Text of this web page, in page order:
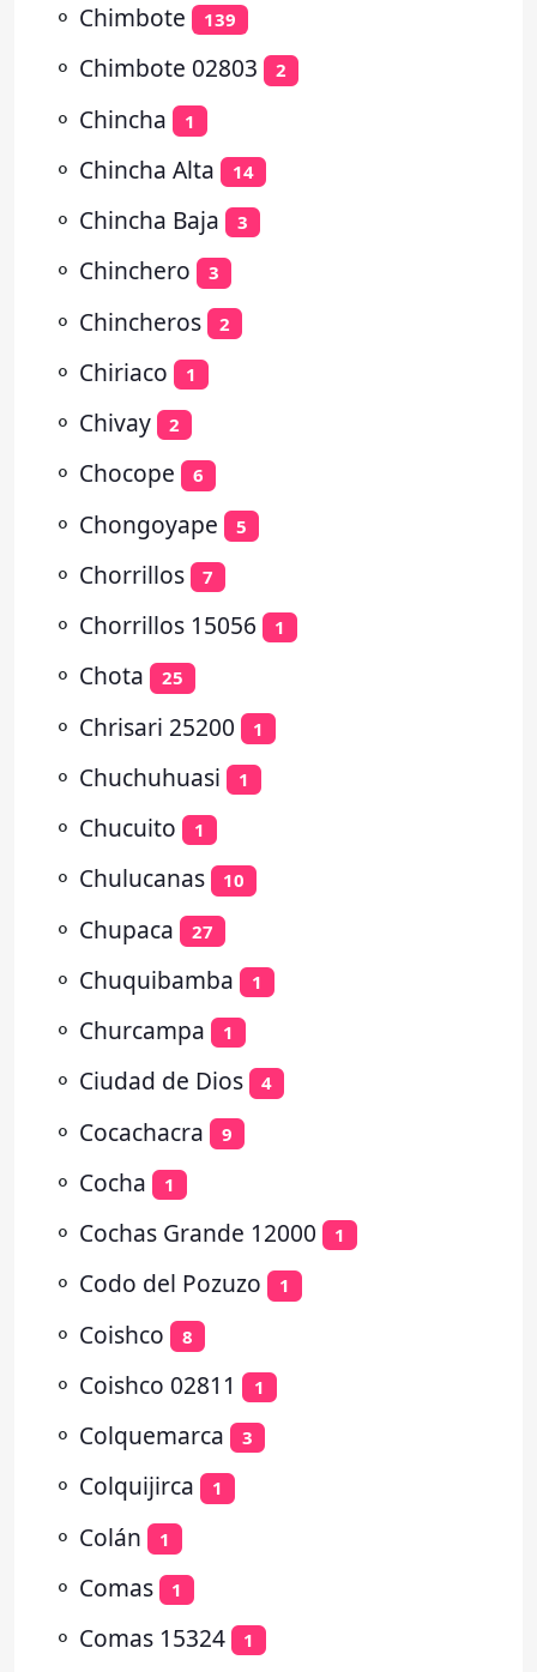
⚬ Chimbote 139
⚬ Chimbote 02803 2
⚬ Chincha 1
⚬ Chincha Alta 14
⚬ Chincha Baja 3
⚬ Chinchero 3
⚬ Chincheros 2
⚬ Chiriaco 1
⚬ Chivay 2
⚬ Chocope 6
⚬ Chongoyape 5
⚬ Chorrillos 7
⚬ Chorrillos 15056 1
⚬ Chota 25
⚬ Chrisari 25200 1
⚬ Chuchuhuasi 1
⚬ Chucuito 1
⚬ Chulucanas 10
⚬ Chupaca 27
⚬ Chuquibamba 1
⚬ Churcampa 1
⚬ Ciudad de Dios 4
⚬ Cocachacra 9
⚬ Cocha 1
⚬ Cochas Grande 12000 1
⚬ Codo del Pozuzo 1
⚬ Coishco 8
⚬ Coishco 02811 1
⚬ Colquemarca 3
⚬ Colquijirca 1
⚬ Colán 1
⚬ Comas 1
⚬ Comas 15324 1